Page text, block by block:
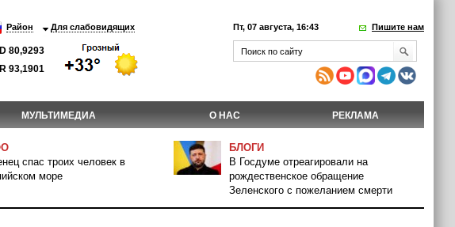
Район Для слабовидящих
80,9293
93,1901
Пт, 07 августа, 16:43 Пишите нам
МУЛЬТИМЕДИА О НАС РЕКЛАМА
спас троих человек в
море
БЛОГИ
В Госдуме отреагировали на
рождественское обращение
Зеленского с пожеланием смерти